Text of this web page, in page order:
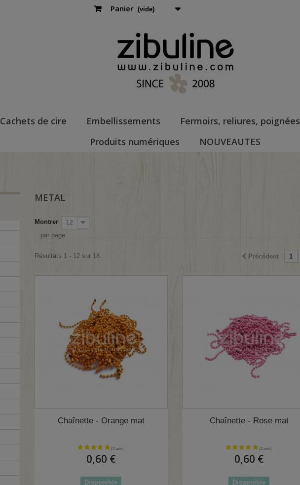
Panier (vide)
Cachets de cire Embellissements Fermoirs, reliures, poignées
Produits numériques
NOUVEAUTES
METAL
Montrer 12
par page
Précédent 1
Résultats 1 - 12 sur 18.
Chaînette - Orange mat
0,60 €
Disponible
Chaînette - Rose mat
0,60 €
Disponible